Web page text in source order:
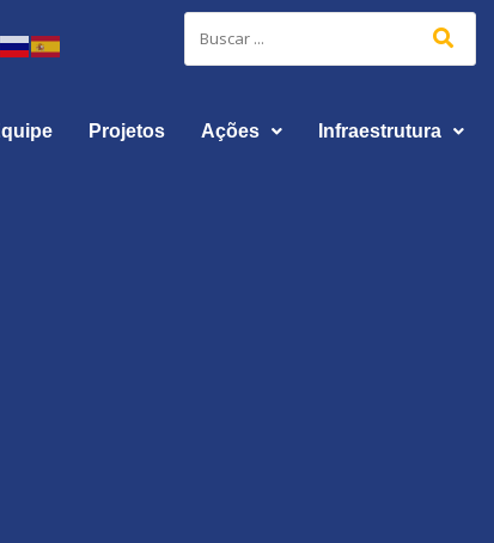
Projetos Ações Infraestrutura